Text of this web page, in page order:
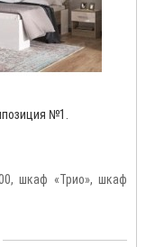
№1.
шкаф «Трио», шкаф